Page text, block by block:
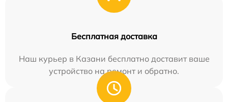
Бесплатная доставка
Наш курьер в Казани бесплатно доставит ваше
устройство на ремонт и обратно.